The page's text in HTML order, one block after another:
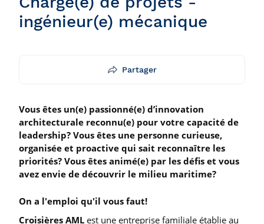
ingénieur(e) mécanique
Partager
Vous êtes un(e) passionné(e) d’innovation
architecturale reconnu(e) pour votre capacité de
leadership? Vous êtes une personne curieuse,
organisée et proactive qui sait reconnaître les
priorités? Vous êtes animé(e) par les défis et vous
avez envie de découvrir le milieu maritime?
On a l'emploi qu'il vous faut!
Croisières AMLest une entreprise familiale établie au